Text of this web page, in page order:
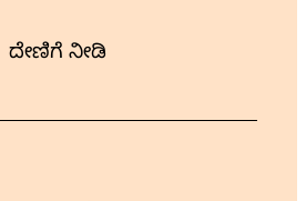
ದೇಣಿಗೆ ನೀಡಿ